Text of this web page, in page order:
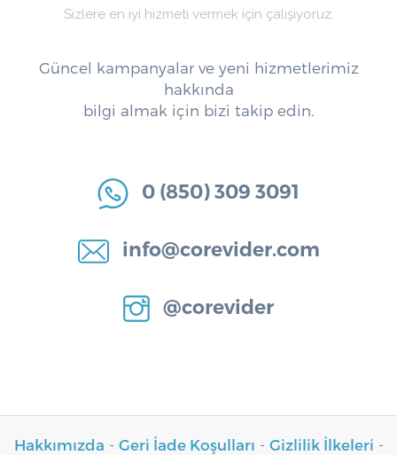
Sizlere en iyi hizmeti vermek için çalışıyoruz.
Güncel kampanyalar ve yeni hizmetlerimiz
hakkında
bilgi almak için bizi takip edin.
0 (850) 309 3091
info@corevider.com
@corevider
Hakkımızda - Geri İade Koşulları - Gizlilik İlkeleri -